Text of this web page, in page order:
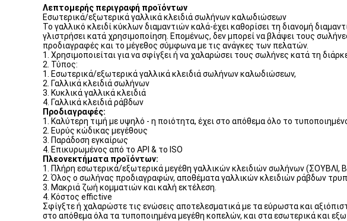
Λεπτομερής περιγραφή προϊόντων
Εσωτερικά/εξωτερικά γαλλικά κλειδιά σωλήνων καλωδιώσεων
Το γαλλικό κλειδί κύκλων διαμαντιών καλά-έχει καθορίσει τη διανομή
γλιστρήσει κατά χρησιμοποίηση. Επομένως, δεν μπορεί να βλάψει τους
προδιαγραφές και το μέγεθος σύμφωνα με τις ανάγκες των πελατών.
1. Χρησιμοποιείται για να σφίγξει ή να χαλαρώσει τους σωλήνες κατά τη
2. Τύπος:
1. Εσωτερικά/εξωτερικά γαλλικά κλειδιά σωλήνων καλωδιώσεων,
2. Γαλλικά κλειδιά σωλήνων
3. Κυκλικά γαλλικά κλειδιά
4. Γαλλικά κλειδιά ράβδων
Προδιαγραφές:
1. Καλύτερη τιμή με υψηλό - η ποιότητα, έχει στο απόθεμα όλο το
2. Ευρύς κώδικας μεγέθους
3. Παράδοση εγκαίρως
4. Επικυρωμένος από το API & το ISO
Πλεονεκτήματα προϊόντων:
1. Πλήρη εσωτερικά/εξωτερικά μεγέθη γαλλικών κλειδιών σωλήνων (ΣΟΥΒΛΙ,
2. Όλος ο σωλήνας προδιαγραφών, αποθέματα γαλλικών κλειδιών ράβδων
3. Μακριά ζωή κομματιών και καλή εκτέλεση.
4. Κόστος effictive
Σφίγξτε ή χαλαρώστε τις ενώσεις αποτελεσματικά με τα εύρωστα και
στο απόθεμα όλα τα τυποποιημένα μεγέθη κοπελών, και στα εσωτερικά και